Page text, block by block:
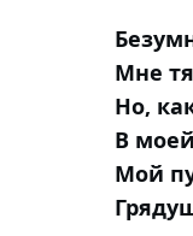
Мне
Но,
В
Мой